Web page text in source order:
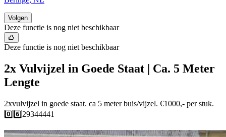
Volgen
Deze functie is nog niet beschikbaar
Deze functie is nog niet beschikbaar
2x Vulvijzel in Goede Staat | Ca. 5 Meter
Lengte
2xvulvijzel in goede staat. ca 5 meter buis/vijzel. €1000,- per stuk.
0️⃣6️⃣29344441